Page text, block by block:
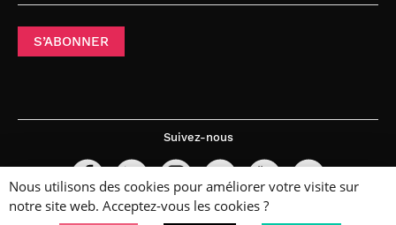
S’ABONNER
Suivez-nous
Nous utilisons des cookies pour améliorer votre visite sur
notre site web. Acceptez-vous les cookies ?